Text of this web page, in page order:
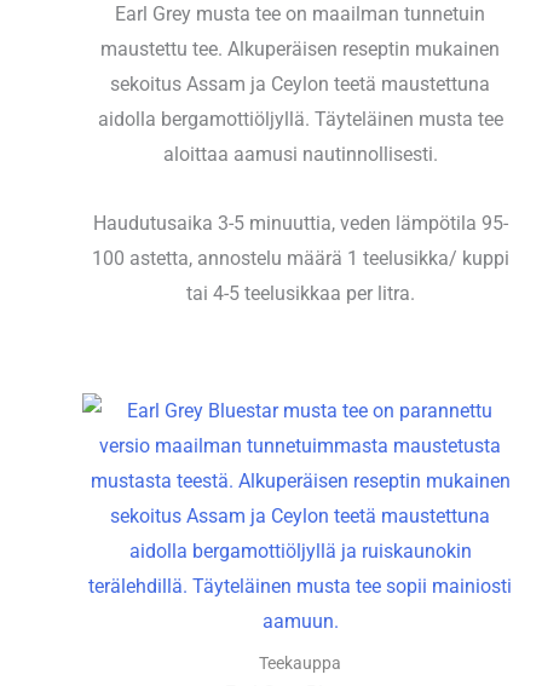
Earl Grey musta tee on maailman tunnetuin
maustettu tee. Alkuperäisen reseptin mukainen
sekoitus Assam ja Ceylon teetä maustettuna
aidolla bergamottiöljyllä. Täyteläinen musta tee
aloittaa aamusi nautinnollisesti.
Haudutusaika 3-5 minuuttia, veden lämpötila 95-
100 astetta, annostelu määrä 1 teelusikka/ kuppi
tai 4-5 teelusikkaa per litra.
Teekauppa